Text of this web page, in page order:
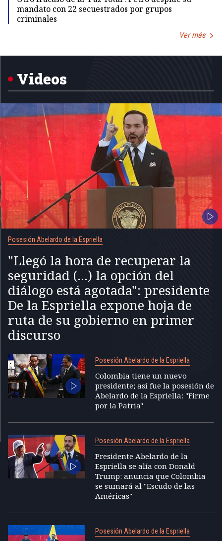
mandato con 22 secuestrados por grupos
criminales
Ver más
Videos
Posesión Abelardo de la Espriella
"Llegó la hora de recuperar la
seguridad (...) la opción del
diálogo está agotada": presidente
De la Espriella expone hoja de
ruta de su gobierno en primer
discurso
Posesión Abelardo de la Espriella
Colombia tiene un nuevo
presidente; así fue la posesión de
Abelardo de la Espriella: "Firme
por la Patria"
Posesión Abelardo de la Espriella
Presidente Abelardo de la
Espriella se alía con Donald
Trump: anuncia que Colombia
se sumará al "Escudo de las
Américas"
Posesión Abelardo de la Espriella